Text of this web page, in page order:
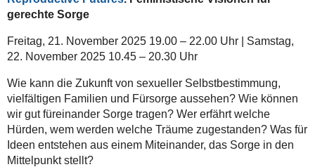
gerechte Sorge
Freitag, 21. November 2025 19.00 – 22.00 Uhr
Samstag,
22. November 2025 10.45 – 20.30 Uhr
Wie kann die Zukunft von sexueller Selbstbestimmung,
vielfältigen Familien und Fürsorge aussehen? Wie können
wir gut füreinander Sorge tragen? Wer erfährt welche
Hürden, wem werden welche Träume zugestanden? Was für
Ideen entstehen aus einem Miteinander, das Sorge in den
Mittelpunkt stellt?